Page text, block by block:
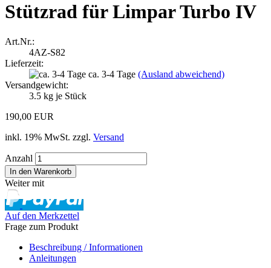
Stützrad für Limpar Turbo IV
Art.Nr.:
4AZ-S82
Lieferzeit:
ca. 3-4 Tage (Ausland abweichend)
Versandgewicht:
3.5 kg je Stück
190,00 EUR
inkl. 19% MwSt. zzgl. Versand
Anzahl
Weiter mit
Auf den Merkzettel
Frage zum Produkt
Beschreibung / Informationen
Anleitungen